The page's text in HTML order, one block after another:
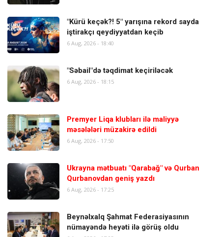
"Kürü keçək?! 5" yarışına rekord sayda
iştirakçı qeydiyyatdan keçib
6 Aug, 2026 - 18:40
"Səbail"də təqdimat keçiriləcək
6 Aug, 2026 - 18:15
Premyer Liqa klubları ilə maliyyə
məsələləri müzakirə edildi
6 Aug, 2026 - 17:50
Ukrayna mətbuatı "Qarabağ" və Qurban
Qurbanovdan geniş yazdı
6 Aug, 2026 - 17:25
Beynəlxalq Şahmat Federasiyasının
nümayəndə heyəti ilə görüş oldu